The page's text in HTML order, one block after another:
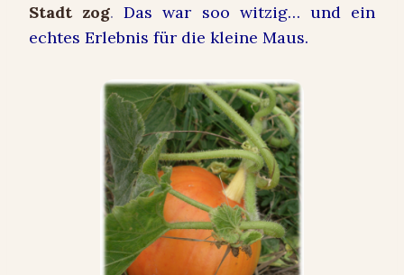
Stadt zog. Das war soo witzig… und ein
echtes Erlebnis für die kleine Maus.